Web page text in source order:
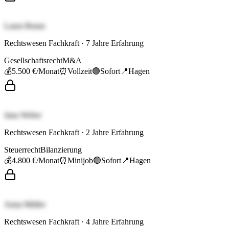
Laura Braun
Rechtswesen Fachkraft · 7 Jahre Erfahrung
GesellschaftsrechtM&A
💰5.500 €/Monat⏰Vollzeit🟢Sofort 📍Hagen
Jana Weber
Rechtswesen Fachkraft · 2 Jahre Erfahrung
SteuerrechtBilanzierung
💰4.800 €/Monat⏰Minijob🟢Sofort 📍Hagen
Anna Müller
Rechtswesen Fachkraft · 4 Jahre Erfahrung